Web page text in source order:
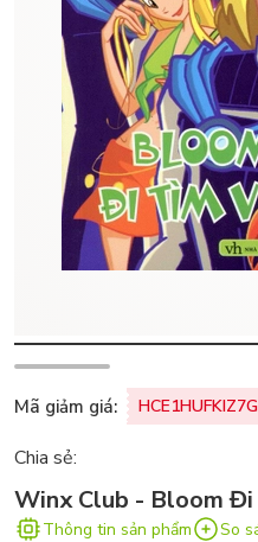
Mã giảm giá: HCE1HUFKIZ7G
Chia sẻ:
Winx Club - Bloom Đi
Thông tin sản phẩm So